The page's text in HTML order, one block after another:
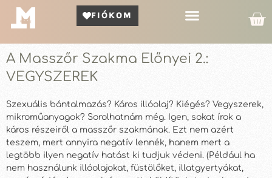
FIÓKOM
A Masszőr Szakma Előnyei 2.:
VEGYSZEREK
Szexuális bántalmazás? Káros illóolaj? Kiégés? Vegyszerek,
mikroműanyagok? Sorolhatnám még. Igen, sokat írok a
káros részeiről a masszőr szakmának. Ezt nem azért
teszem, mert annyira negatív lennék, hanem mert a
legtöbb ilyen negatív hatást ki tudjuk védeni. (Például ha
nem használunk illóolajokat, füstölőket, illatgyertyákat,